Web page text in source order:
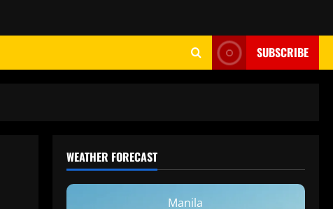
SUBSCRIBE
WEATHER FORECAST
Manila